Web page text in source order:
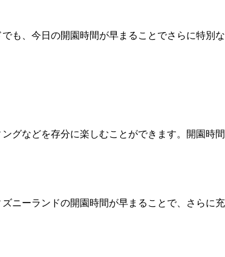
も、今日の開園時間が早まることでさらに特別な
グなどを存分に楽しむことができます。開園時間
ニーランドの開園時間が早まることで、さらに充